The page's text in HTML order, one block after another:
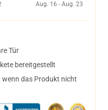
Aug. 16 - Aug. 23
Tür
bereitgestellt
das Produkt nicht